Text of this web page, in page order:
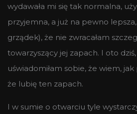
wydawała mi się tak normalna,
przyjemna, a już na pewno
grządek), że nie zwracałam
towarzyszący jej zapach. I oto
uświadomiłam sobie, że wiem,
że lubię ten zapach.
I w sumie o otwarciu tyle